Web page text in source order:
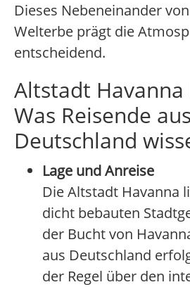
Dieses Nebeneinander
Welterbe prägt die
entscheidend.
Altstadt Havanna
Was Reisende aus
Deutschland
Lage und Anreise
Die Altstadt Havanna
dicht bebauten
der Bucht von
aus Deutschland
der Regel über den